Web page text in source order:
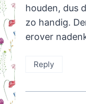
houden, dus
zo handig.
erover
Reply